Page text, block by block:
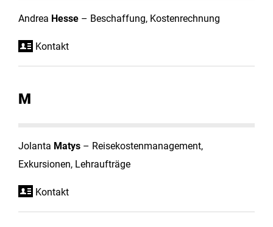
Andrea Hesse – Beschaffung, Kostenrechnung
Kontakt
M
Jolanta Matys – Reisekostenmanagement,
Exkursionen, Lehraufträge
Kontakt